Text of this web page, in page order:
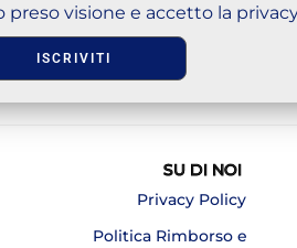
preso visione e accetto la
ISCRIVITI
SU DI NOI
Privacy Policy
Politica Rimborso e